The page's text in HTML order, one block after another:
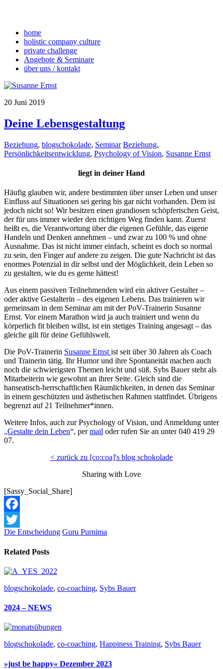
home
holistic company culture
private challenge
Angebote & Seminare
über uns / kontakt
20 Juni 2019
Deine Lebensgestaltung
Beziehung, blogschokolade, Seminar Beziehung,
Persönlichkeitsentwicklung, Psychology of Vision, Susanne Ernst
liegt in deiner Hand
Häufig glauben wir, andere bestimmten über unser Leben und unser
Einfluss auf Situationen sei gering bis gar nicht vorhanden. Dem ist
jedoch nicht so! Wir besitzen einen grandiosen schöpferischen Geist,
der für uns immer wieder den richtigen Weg finden kann. Zuerst
heißt es, die Verantwortung über die eigenen Gefühle, das eigene
Handeln und Denken annehmen – und zwar zu 100 % und ohne
Ausnahme. Das ist nicht immer einfach, scheint es doch so normal
zu sein, den Finger auf andere zu zeigen. Die gute Nachricht ist das
enormes Potenzial in dir selbst und der Möglichkeit, dein Leben so
zu gestalten, wie du es gerne hättest!
Aus einem passiven Teilnehmenden wird ein aktiver Gestalter –
oder aktive Gestalterin – des eigenen Lebens. Das trainieren wir
gemeinsam in dem Seminar am mit der PoV-Trainerin Susanne
Ernst. Vor einem Marathon wird ja auch trainiert und wenn du
körperlich fit bleiben willst, ist ein stetiges Training angesagt – das
gleiche gilt für deine Gefühlswelt.
Die PoV-Trainerin Susanne Ernst ist seit über 30 Jahren als Coach
und Trainerin tätig. Ihr Humor und ihre Spontaneität machen auch
noch die schwierigsten Themen leicht und süß. Sybs Bauer steht als
Mitarbeiterin wie gewohnt an ihrer Seite. Gleich sind die
hanseatisch-herrschaftlichen Räumlichkeiten, in denen das Seminar
in einem geschützten und ästhetischen Rahmen stattfindet. Übrigens
begrenzt auf 21 Teilnehmer*innen.
Weitere Infos, auch zur Psychology of Vision, und Anmeldung unter
„Gestalte dein Leben“, permail oder rufen Sie an unter 040 419 29
07.
< zurück zu [co:coa]'s blog schokolade
Sharing with Love
[Sassy_Social_Share]
Facebook
Twitter
Die Entscheidung Guru Purnima
Related Posts
blogschokolade, co-coaching, Sybs Bauer
2024 – NEWS
blogschokolade, co-coaching, Happiness Training, Sybs Bauer
»just be happy« Dezember 2023